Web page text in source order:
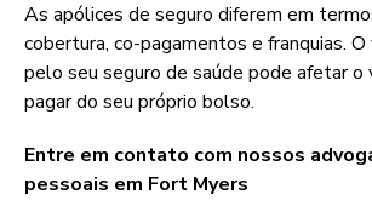
As apólices de seguro diferem em
cobertura, co-pagamentos e franquias.
pelo seu seguro de saúde pode afetar o
pagar do seu próprio bolso.
Entre em contato com nossos
pessoais em Fort Myers